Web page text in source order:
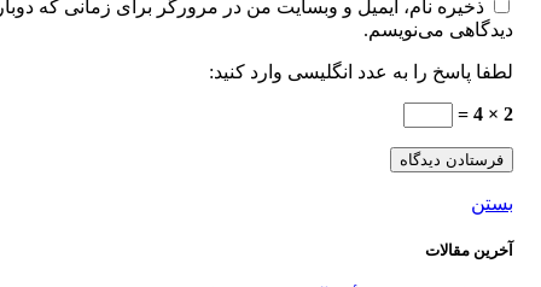
ذخیره نام، ایمیل و وبسایت من در مرورگر برای زمانی که
دیدگاهی می‌نویسم.
لطفا پاسخ را به عدد انگلیسی وارد کنید:
2 × 4 =
بستن
آخرین مقالات